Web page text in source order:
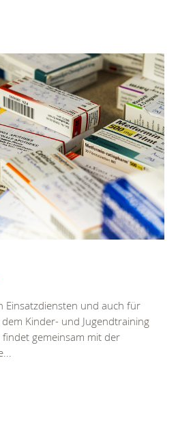
Einsatzdiensten und auch für
Kinder- und Jugendtraining
gemeinsam mit der